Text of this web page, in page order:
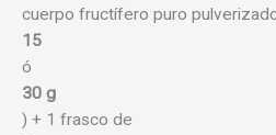
cuerpo fructífero puro
15
ó
30 g
) + 1 frasco de